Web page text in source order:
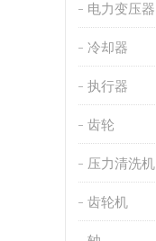
电力变压器
冷却器
执行器
齿轮
压力清洗机
齿轮机